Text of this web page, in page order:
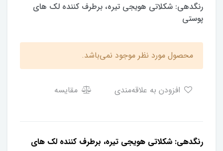
رنگدهی: شکلاتی هویجی تیره، برطرف کننده لک های
پوستی
محصول مورد نظر موجود نمی‌باشد.
مقایسه
رنگدهی: شکلاتی هویجی تیره، برطرف کننده لک های